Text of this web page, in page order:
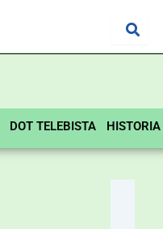
DOT TELEBISTA HISTORIA